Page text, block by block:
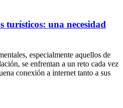
turísticos: una necesidad
especialmente aquellos de
se enfrentan a un reto cada vez
conexión a internet tanto a sus